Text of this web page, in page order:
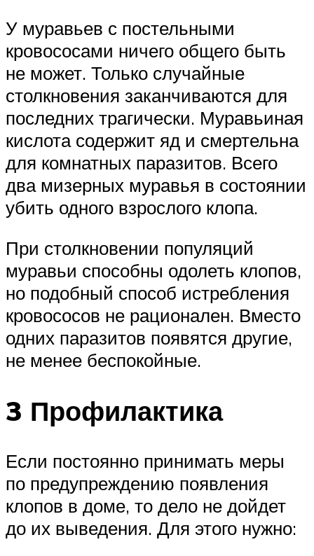
У муравьев с постельными
кровососами ничего общего быть
не может. Только случайные
столкновения заканчиваются для
последних трагически. Муравьиная
кислота содержит яд и смертельна
для комнатных паразитов. Всего
два мизерных муравья в состоянии
убить одного взрослого клопа.
При столкновении популяций
муравьи способны одолеть клопов,
но подобный способ истребления
кровососов не рационален. Вместо
одних паразитов появятся другие,
не менее беспокойные.
3 Профилактика
Если постоянно принимать меры
по предупреждению появления
клопов в доме, то дело не дойдет
до их выведения. Для этого нужно: